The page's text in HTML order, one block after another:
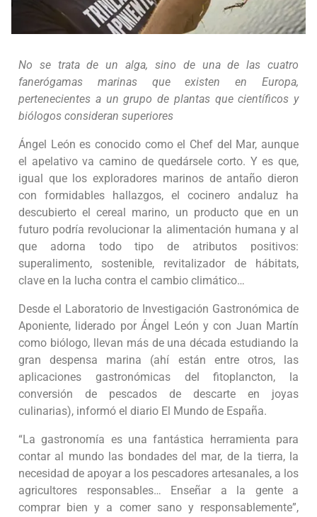
No se trata de un alga, sino de una de las cuatro
fanerógamas marinas que existen en Europa,
pertenecientes a un grupo de plantas que científicos y
biólogos consideran superiores
Ángel León es conocido como el Chef del Mar, aunque
el apelativo va camino de quedársele corto. Y es que,
igual que los exploradores marinos de antaño dieron
con formidables hallazgos, el cocinero andaluz ha
descubierto el cereal marino, un producto que en un
futuro podría revolucionar la alimentación humana y al
que adorna todo tipo de atributos positivos:
superalimento, sostenible, revitalizador de hábitats,
clave en la lucha contra el cambio climático…
Desde el Laboratorio de Investigación Gastronómica de
Aponiente, liderado por Ángel León y con Juan Martín
como biólogo, llevan más de una década estudiando la
gran despensa marina (ahí están entre otros, las
aplicaciones gastronómicas del fitoplancton, la
conversión de pescados de descarte en joyas
culinarias), informó el diario El Mundo de España.
“La gastronomía es una fantástica herramienta para
contar al mundo las bondades del mar, de la tierra, la
necesidad de apoyar a los pescadores artesanales, a los
agricultores responsables… Enseñar a la gente a
comprar bien y a comer sano y responsablemente”,